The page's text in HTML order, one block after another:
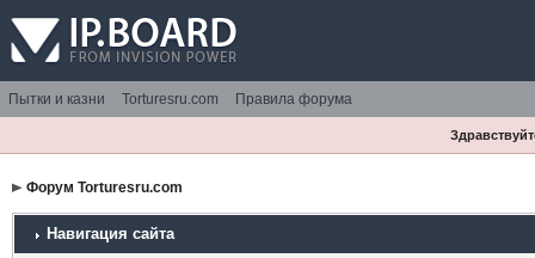
Пытки и казни Torturesru.com Правила форума
Форум Torturesru.com
Навигация сайта